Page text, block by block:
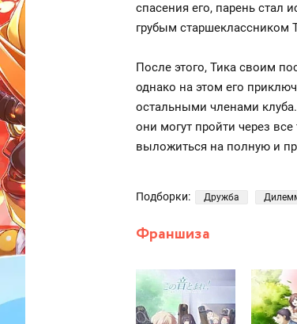
спасения его, парень стал
грубым старшеклассником
После этого, Тика своим
однако на этом его
остальными членами
они могут пройти через
выложиться на полную и
Подборки: Дружба
Франшиза